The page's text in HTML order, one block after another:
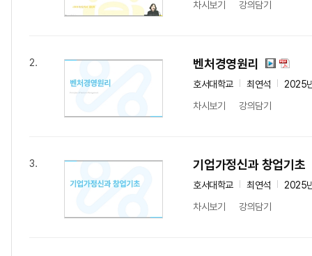
차시보기
강의담기
2. 벤처경영원리
호서대학교 최연석
2025
차시보기
강의담기
3. 기업가정신과 창업기초
호서대학교 최연석
2025
차시보기
강의담기